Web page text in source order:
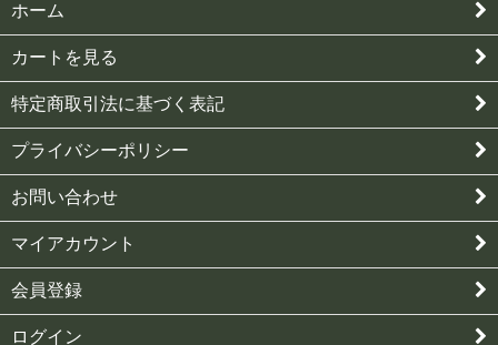
ホーム
カートを見る
特定商取引法に基づく表記
プライバシーポリシー
お問い合わせ
マイアカウント
会員登録
ログイン